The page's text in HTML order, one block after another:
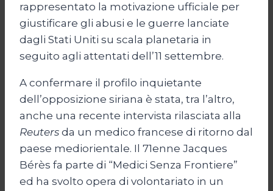
rappresentato la motivazione ufficiale per
giustificare gli abusi e le guerre lanciate
dagli Stati Uniti su scala planetaria in
seguito agli attentati dell’11 settembre.
A confermare il profilo inquietante
dell’opposizione siriana è stata, tra l’altro,
anche una recente intervista rilasciata alla
Reuters da un medico francese di ritorno dal
paese mediorientale. Il 71enne Jacques
Bérès fa parte di “Medici Senza Frontiere”
ed ha svolto opera di volontariato in un